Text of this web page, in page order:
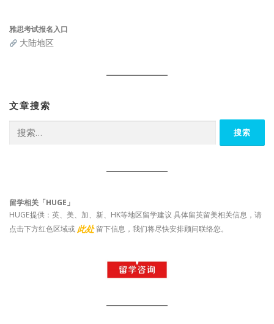
雅思考试报名入口
大陆地区
文章搜索
索：
留学相关「HUGE」
HUGE提供：英、美、加、新、HK等地区留学建议 具体留英留美相关信息，请
点击下方红色区域或 此处 留下信息，我们将尽快安排顾问联络您。